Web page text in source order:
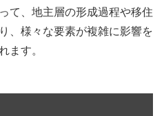
て、地主層の形成過程や移住
、様々な要素が複雑に影響を
ます。